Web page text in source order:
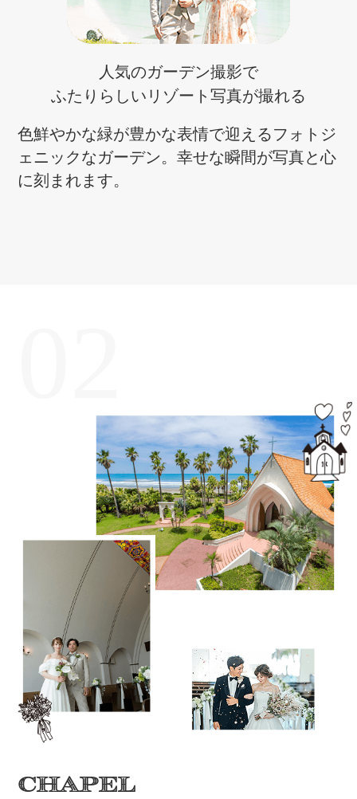
人気のガーデン撮影で
ふたりらしい リゾート写真が撮れる
色鮮やかな緑が豊かな表情で迎えるフォトジ
ェニックなガーデン。幸せな瞬間が写真と心
に刻まれます。
CHAPEL